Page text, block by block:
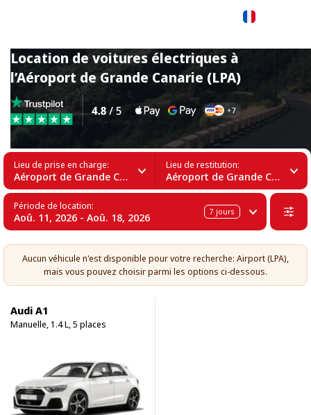
Location de voitures électriques à
l’Aéroport de Grande Canarie (LPA)
Lieu de prise en charge:
Aéroport de Grande Canarie (LPA)
Lieu de restitution:
Aéroport de Grande Canarie (LPA)
Période de location:
Aoû. 11, 2026 - Aoû. 18, 2026 7 jours
Aucun véhicule n'est disponible pour votre recherche: Airport (LPA),
mais vous pouvez choisir parmi les options ci-dessous.
Audi A1
Manuelle, 1.4 L, 5 places